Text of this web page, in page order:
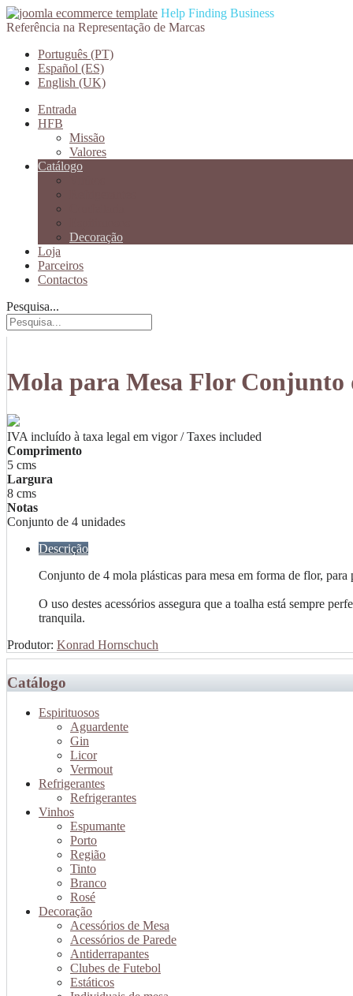
Help Finding Business
Referência na Representação de Marcas
Português (PT)
Español (ES)
English (UK)
Entrada
HFB
Missão
Valores
Catálogo
Decoração
Loja
Parceiros
Contactos
Pesquisa...
Mola para Mesa Flor Conjunto
IVA incluído à taxa legal em vigor / Taxes included
Comprimento
5 cms
Largura
8 cms
Notas
Conjunto de 4 unidades
Descrição
Conjunto de 4 mola plásticas para mesa em forma de flor, para
O uso destes acessórios assegura que a toalha está sempre
tranquila.
Produtor: Konrad Hornschuch
Catálogo
Espirituosos
Aguardente
Gin
Licor
Vermout
Refrigerantes
Refrigerantes
Vinhos
Espumante
Porto
Região
Tinto
Branco
Rosé
Decoração
Acessórios de Mesa
Acessórios de Parede
Antiderrapantes
Clubes de Futebol
Estáticos